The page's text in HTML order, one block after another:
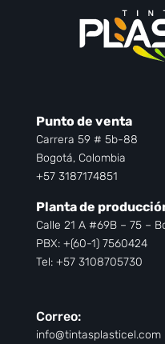
Punto de venta
Carrera 59 # 5b-88
Bogotá, Colombia
+57 3187174851
Planta de
Calle 21 A #69B – 75 –
PBX: +(60-1) 7560424
Tel: +57 3108705730
Correo:
info@tintasplasticel.com